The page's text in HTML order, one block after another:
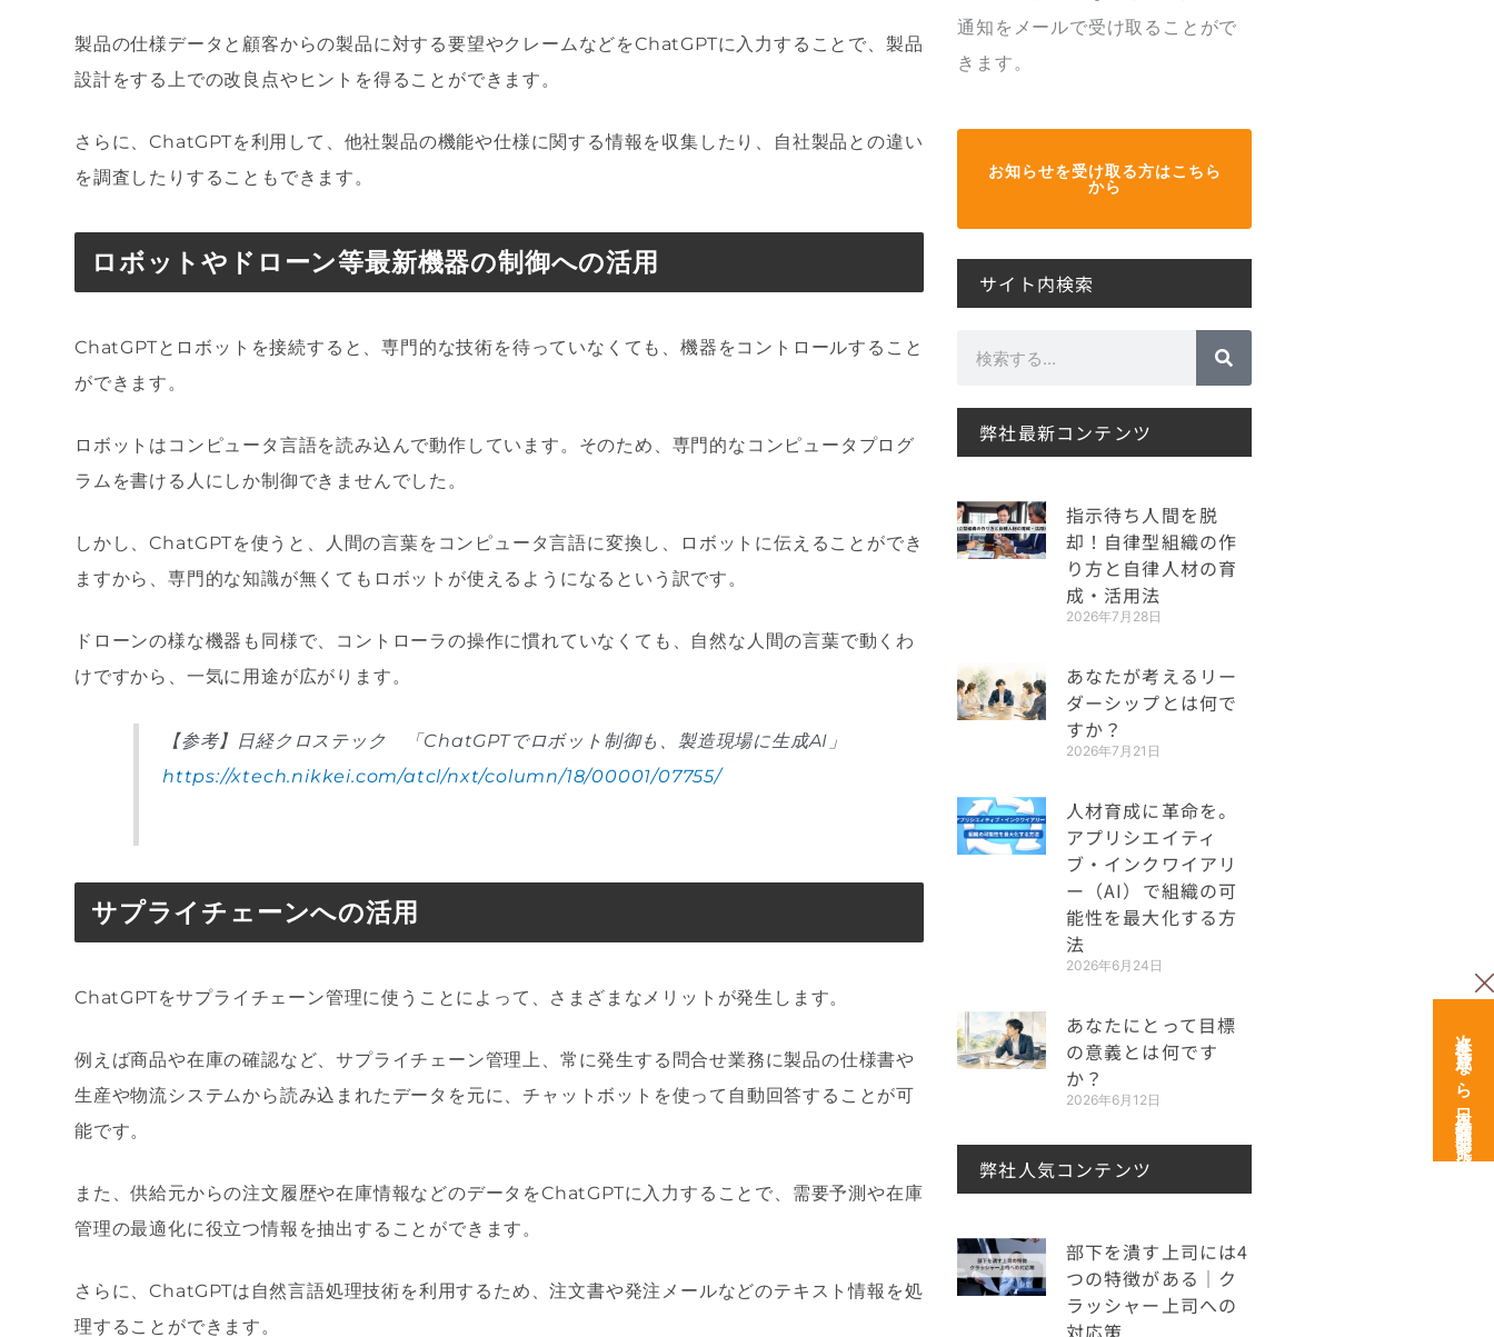
製品の仕様データと顧客からの製品に対する要望やクレームなどをChatGPTに入力することで、製品
設計をする上での改良点やヒントを得ることができます。
さらに、ChatGPTを利用して、他社製品の機能や仕様に関する情報を収集したり、自社製品との違い
を調査したりすることもできます。
ロボットやドローン等最新機器の制御への活用
ChatGPTとロボットを接続すると、専門的な技術を待っていなくても、機器をコントロールすること
ができます。
ロボットはコンピュータ言語を読み込んで動作しています。そのため、専門的なコンピュータプログ
ラムを書ける人にしか制御できませんでした。
しかし、ChatGPTを使うと、人間の言葉をコンピュータ言語に変換し、ロボットに伝えることができ
ますから、専門的な知識が無くてもロボットが使えるようになるという訳です。
ドローンの様な機器も同様で、コントローラの操作に慣れていなくても、自然な人間の言葉で動くわ
けですから、一気に用途が広がります。
【参考】日経クロステック 「ChatGPTでロボット制御も、製造現場に生成AI」
https://xtech.nikkei.com/atcl/nxt/column/18/00001/07755/
サプライチェーンへの活用
ChatGPTをサプライチェーン管理に使うことによって、さまざまなメリットが発生します。
例えば商品や在庫の確認など、サプライチェーン管理上、常に発生する問合せ業務に製品の仕様書や
生産や物流システムから読み込まれたデータを元に、チャットボットを使って自動回答することが可
能です。
また、供給元からの注文履歴や在庫情報などのデータをChatGPTに入力することで、需要予測や在庫
管理の最適化に役立つ情報を抽出することができます。
さらに、ChatGPTは自然言語処理技術を利用するため、注文書や発注メールなどのテキスト情報を処
理することができます。
通知をメールで受け取ることがで
きます。
お知らせを受け取る方はこちら
から
サイト内検索
弊社最新コンテンツ
指示待ち人間を脱
却！自律型組織の作
り方と自律人材の育
成・活用法
2026年7月28日
あなたが考えるリー
ダーシップとは何で
すか？
2026年7月21日
人材育成に革命を。
アプリシエイティ
ブ・インクワイアリ
ー（AI）で組織の可
能性を最大化する方
法
2026年6月24日
あなたにとって目標
の意義とは何です
か？
2026年6月12日
弊社人気コンテンツ
部下を潰す上司には4
つの特徴がある｜ク
ラッシャー上司への
対応策
次世代育成なら日本経営開発研究所